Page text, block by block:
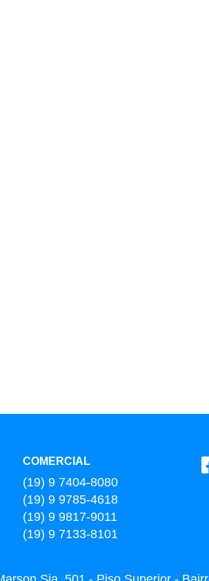
COMERCIAL
(19) 9 7404-8080
(19) 9 9785-4618
(19) 9 9817-9011
(19) 9 7133-8101